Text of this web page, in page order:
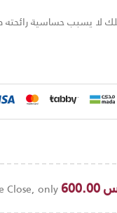
لا يسبب حساسية رائحته
Close, only 600.00